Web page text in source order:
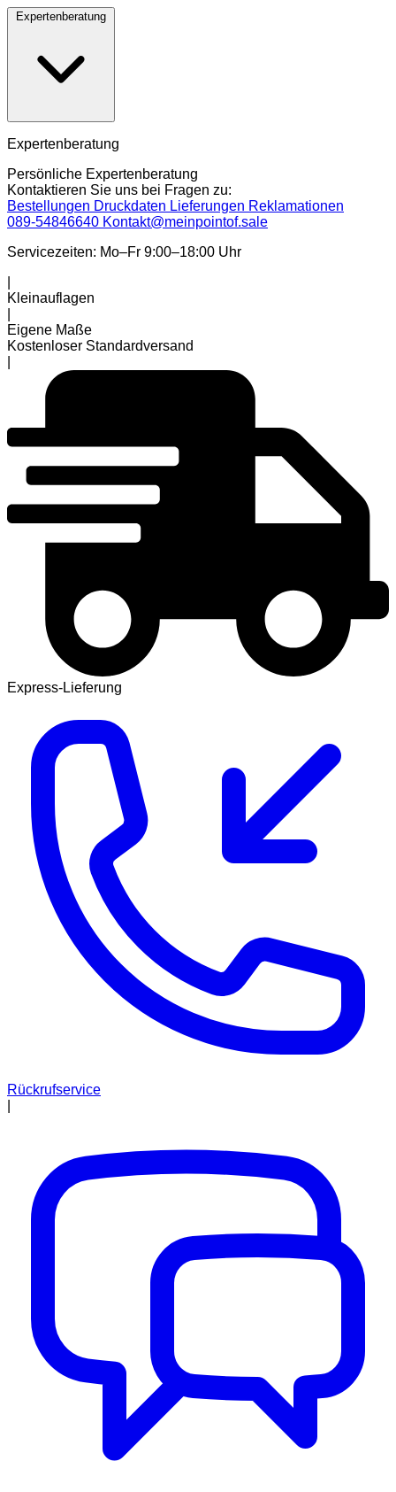
Expertenberatung
Expertenberatung
Persönliche Expertenberatung
Kontaktieren Sie uns bei Fragen zu:
Bestellungen Druckdaten Lieferungen Reklamationen
089-54846640 Kontakt@meinpointof.sale
Servicezeiten: Mo–Fr 9:00–18:00 Uhr
Kleinauflagen
Eigene Maße
Kostenloser Standardversand
Express-Lieferung
Rückrufservice